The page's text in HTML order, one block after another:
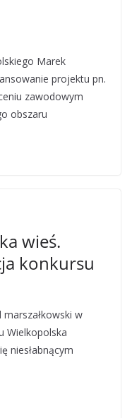
Marek
projektu pn.
zawodowym
obszaru
wieś.
konkursu
w
Wielkopolska
niesłabnącym